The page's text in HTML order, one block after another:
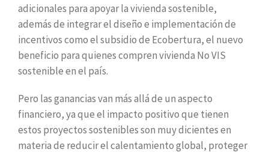
adicionales para apoyar la vivienda sostenible,
además de integrar el diseño e implementación de
incentivos como el subsidio de Ecobertura, el nuevo
beneficio para quienes compren vivienda No VIS
sostenible en el país.
Pero las ganancias van más allá de un aspecto
financiero, ya que el impacto positivo que tienen
estos proyectos sostenibles son muy dicientes en
materia de reducir el calentamiento global, proteger